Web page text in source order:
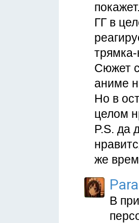
ГГ в
Сюжет
аниме
Но в
целом
P.S. да
же
В